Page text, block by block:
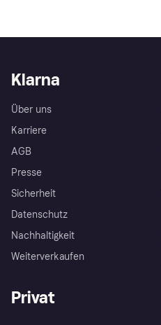
Klarna
Über uns
Karriere
AGB
Presse
Sicherheit
Datenschutz
Nachhaltigkeit
Weiterverkaufen
Privat